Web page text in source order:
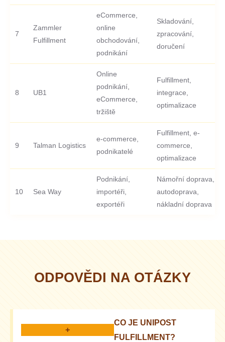
7
Zammler
Fulfillment
eCommerce,
online
obchodování,
podnikání
Skladování,
zpracování,
doručení
8 UB1
Online
podnikání,
eCommerce,
tržiště
Fulfillment,
integrace,
optimalizace
9 Talman Logistics
e-commerce,
podnikatelé
Fulfillment, e-
commerce,
optimalizace
10 Sea Way
Podnikání,
importéři,
exportéři
Námořní doprava,
autodoprava,
nákladní doprava
ODPOVĚDI NA OTÁZKY
+
CO JE UNIPOST
FULFILLMENT?